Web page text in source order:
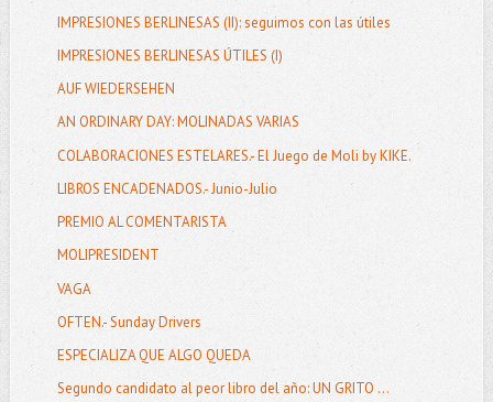
IMPRESIONES BERLINESAS (II): seguimos con las útiles
IMPRESIONES BERLINESAS ÚTILES (I)
AUF WIEDERSEHEN
AN ORDINARY DAY: MOLINADAS VARIAS
COLABORACIONES ESTELARES.- El Juego de Moli by KIKE.
LIBROS ENCADENADOS.- Junio-Julio
PREMIO AL COMENTARISTA
MOLIPRESIDENT
VAGA
OFTEN.- Sunday Drivers
ESPECIALIZA QUE ALGO QUEDA
Segundo candidato al peor libro del año: UN GRITO ...